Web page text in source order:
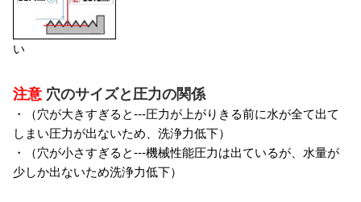
い
注意 穴のサイズと圧力の関係
・（穴が大きすぎると---圧力が上がりきる前に水が全て出て
しまい圧力が出ないため、洗浄力低下）
・（穴が小さすぎると---機械性能圧力は出ているが、水量が
少しか出ないため洗浄力低下）